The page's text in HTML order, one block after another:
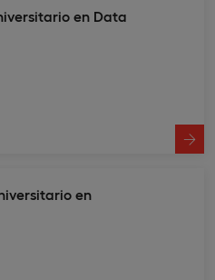
en Data
en